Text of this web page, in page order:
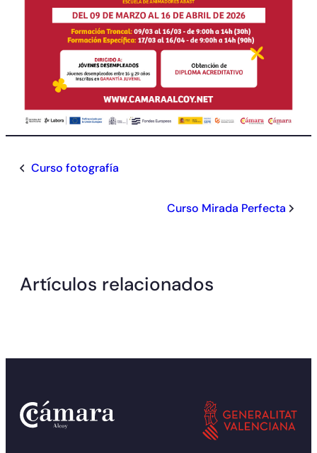
Curso fotografía
Curso Mirada Perfecta
Artículos relacionados